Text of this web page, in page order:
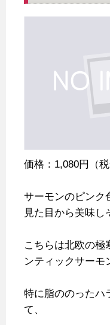
価格：1,080円（税
サーモンのピンク
見た目から美味し
こちらは北欧の極
ンティックサーモ
特に脂ののったハ
て、